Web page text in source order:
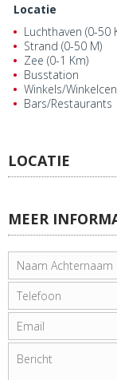
Locatie
Luchthaven (0-50
Strand (0-50 M)
Zee (0-1 Km)
Busstation
Winkels/
Bars/Restaurants
LOCATIE
MEER